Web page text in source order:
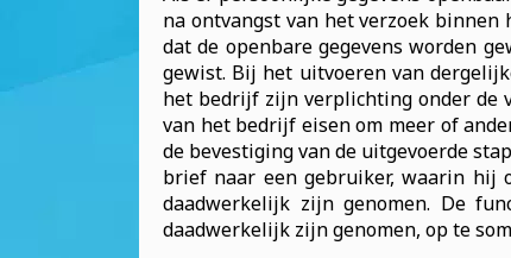
na ontvangst van het verzoek
dat de openbare gegevens worden
gewist. Bij het uitvoeren van
het bedrijf zijn verplichting onder de
van het bedrijf eisen om meer of
de bevestiging van de uitgevoerde
brief naar een gebruiker, waarin hij
daadwerkelijk zijn genomen. De
daadwerkelijk zijn genomen, op te